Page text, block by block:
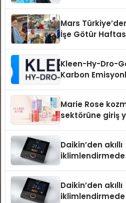
Mars
İşe Götür
Kleen-Hy-Dro-
Karbon
Aldı
Marie Rose
sektörüne giriş
Daikin’den akıllı
Daikin’den akıllı